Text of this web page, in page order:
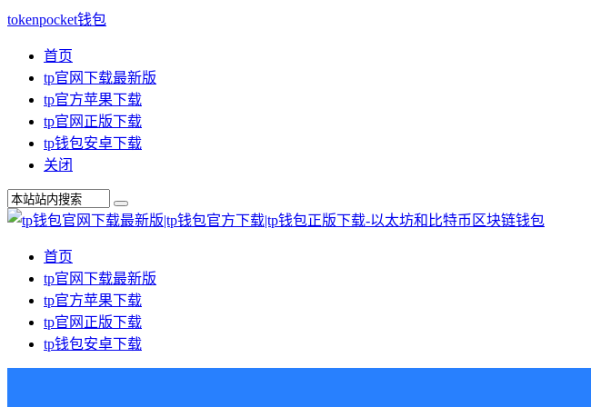
tokenpocket钱包
首页
tp官网下载最新版
tp官方苹果下载
tp官网正版下载
tp钱包安卓下载
关闭
首页
tp官网下载最新版
tp官方苹果下载
tp官网正版下载
tp钱包安卓下载